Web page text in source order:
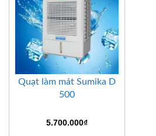
Quạt làm mát Sumika D
500
5.700.000₫